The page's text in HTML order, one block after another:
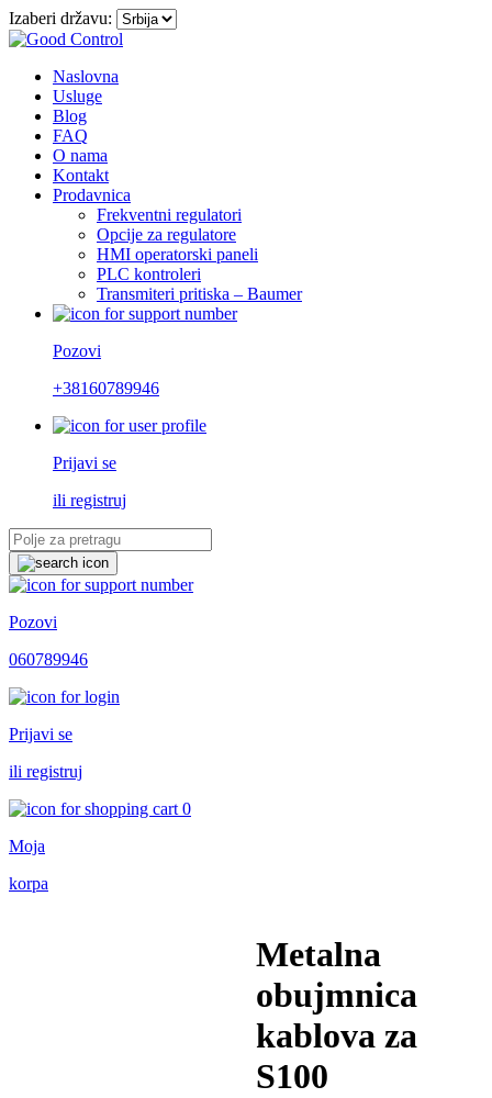
Izaberi državu:
Naslovna
Usluge
Blog
FAQ
O nama
Kontakt
Prodavnica
Frekventni regulatori
Opcije za regulatore
HMI operatorski paneli
PLC kontroleri
Transmiteri pritiska – Baumer
Pozovi
+38160789946
Prijavi se
ili registruj
Pozovi
060789946
Prijavi se
ili registruj
0
Moja
korpa
Metalna
obujmnica
kablova za
S100